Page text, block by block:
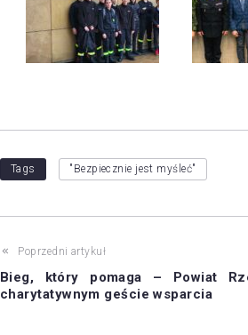
Tags "Bezpiecznie jest myśleć"
Poprzedni artykuł
Bieg, który pomaga – Powiat
charytatywnym geście wsparcia